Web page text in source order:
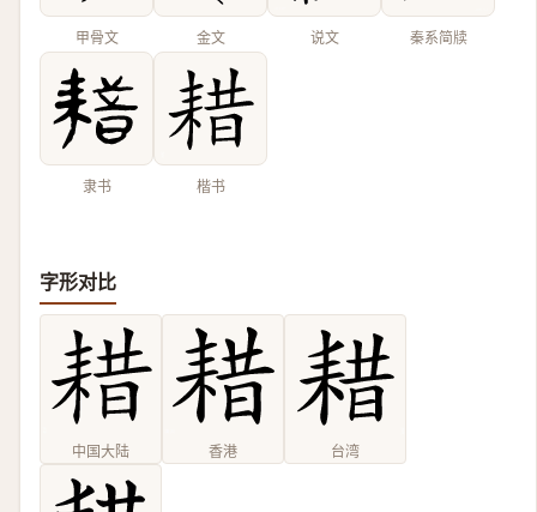
甲骨文 金文 说文 秦系简牍
隶书 楷书
字形对比
中国大陆 香港 台湾